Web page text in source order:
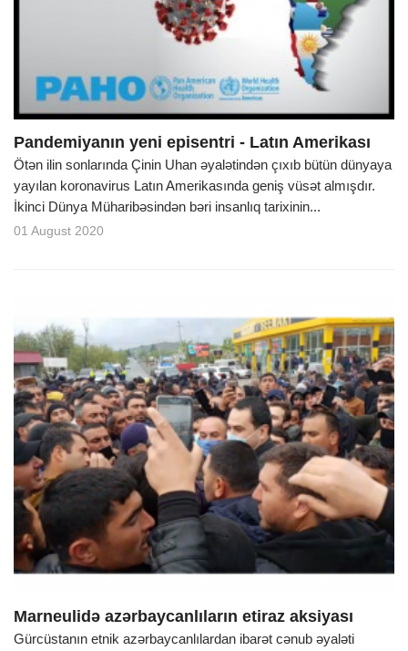
Pandemiyanın yeni episentri - Latın Amerikası
Ötən ilin sonlarında Çinin Uhan əyalətindən çıxıb bütün dünyaya
yayılan koronavirus Latın Amerikasında geniş vüsət almışdır.
İkinci Dünya Müharibəsindən bəri insanlıq tarixinin...
01 August 2020
Marneulidə azərbaycanlıların etiraz aksiyası
Gürcüstanın etnik azərbaycanlılardan ibarət cənub əyaləti